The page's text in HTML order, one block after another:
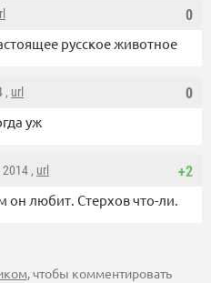
0
русское животное
0
, url
уж
+2
2014 , url
он любит. Стерхов что-ли.
, чтобы комментировать